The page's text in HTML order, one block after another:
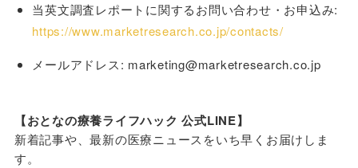
当英文調査レポートに関するお問い合わせ・お申込み:
https://www.marketresearch.co.jp/contacts/
メールアドレス: marketing@marketresearch.co.jp
【おとなの療養ライフハック 公式LINE】
新着記事や、最新の医療ニュースをいち早くお届けしま
す。